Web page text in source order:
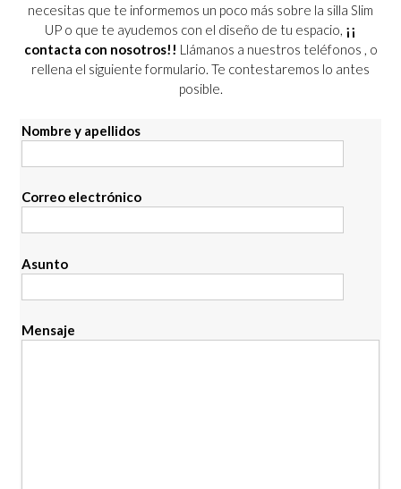
necesitas que te informemos un poco más sobre la silla Slim
UP o que te ayudemos con el diseño de tu espacio, ¡¡
contacta con nosotros!! Llámanos a nuestros teléfonos , o
rellena el siguiente formulario. Te contestaremos lo antes
posible.
Nombre y apellidos
Correo electrónico
Asunto
Mensaje